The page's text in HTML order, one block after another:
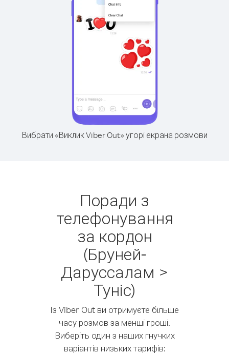
Вибрати «Виклик Viber Out» угорі екрана розмови
Поради з
телефонування
за кордон
(Бруней-
Даруссалам >
Туніс)
Із Viber Out ви отримуєте більше
часу розмов за менші гроші.
Виберіть один з наших гнучких
варіантів низьких тарифів: